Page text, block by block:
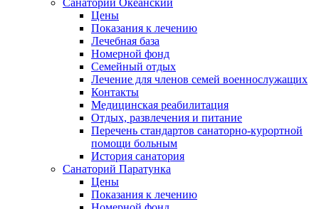
Санаторий Океанский
Цены
Показания к лечению
Лечебная база
Номерной фонд
Семейный отдых
Лечение для членов семей военнослужащих
Контакты
Медицинская реабилитация
Отдых, развлечения и питание
Перечень стандартов санаторно-курортной
помощи больным
История санатория
Санаторий Паратунка
Цены
Показания к лечению